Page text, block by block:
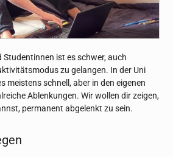
Studentinnen ist es schwer, auch
zu gelangen. In der Uni
meistens schnell, aber in den eigenen
Ablenkungen. Wir wollen dir zeigen,
permanent abgelenkt zu sein.